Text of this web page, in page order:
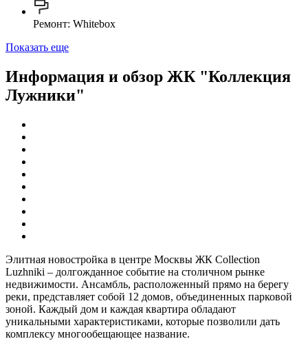
Ремонт: Whitebox
Показать еще
Информация и обзор ЖК "Коллекция
Лужники"
Элитная новостройка в центре Москвы ЖК Collection
Luzhniki – долгожданное событие на столичном рынке
недвижимости. Ансамбль, расположенный прямо на берегу
реки, представляет собой 12 домов, объединенных парковой
зоной. Каждый дом и каждая квартира обладают
уникальными характеристиками, которые позволили дать
комплексу многообещающее название.